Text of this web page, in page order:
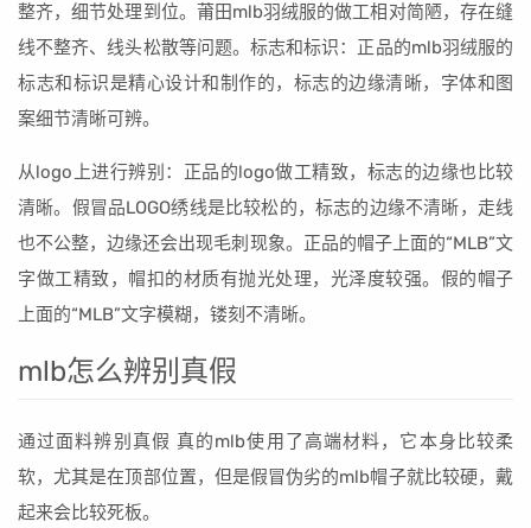
整齐，细节处理到位。莆田mlb羽绒服的做工相对简陋，存在缝
线不整齐、线头松散等问题。标志和标识：正品的mlb羽绒服的
标志和标识是精心设计和制作的，标志的边缘清晰，字体和图
案细节清晰可辨。
从logo上进行辨别：正品的logo做工精致，标志的边缘也比较
清晰。假冒品LOGO绣线是比较松的，标志的边缘不清晰，走线
也不公整，边缘还会出现毛刺现象。正品的帽子上面的“MLB”文
字做工精致，帽扣的材质有抛光处理，光泽度较强。假的帽子
上面的“MLB”文字模糊，镂刻不清晰。
mlb怎么辨别真假
通过面料辨别真假 真的mlb使用了高端材料，它本身比较柔
软，尤其是在顶部位置，但是假冒伪劣的mlb帽子就比较硬，戴
起来会比较死板。